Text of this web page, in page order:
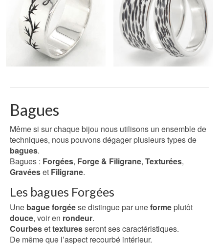
Bagues
Même si sur chaque bijou nous utilisons un ensemble de
techniques, nous pouvons dégager plusieurs types de
bagues.
Bagues : Forgées, Forge & Filigrane, Texturées,
Gravéeset Filigrane.
Les bagues Forgées
Une bague forgéese distingue par uneforme plutôt
douce, voir en rondeur.
Courbesettexturesseront ses caractéristiques.
De même que l’aspect recourbé intérieur.